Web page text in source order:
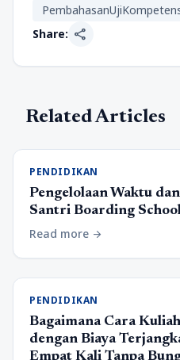
Share: share
Related Articles
PENDIDIKAN
Pengelolaan Waktu
Santri Boarding
Read more arrow_forward
PENDIDIKAN
Bagaimana Cara
dengan Biaya
Empat Kali Tanpa